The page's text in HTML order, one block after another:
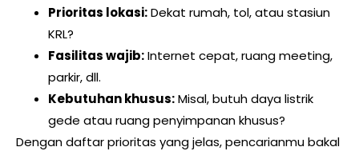
Prioritas lokasi:Dekat rumah, tol, atau stasiun
KRL?
Fasilitas wajib:Internet cepat, ruang meeting,
parkir, dll.
Kebutuhan khusus:Misal, butuh daya listrik
gede atau ruang penyimpanan khusus?
Dengan daftar prioritas yang jelas, pencarianmu bakal